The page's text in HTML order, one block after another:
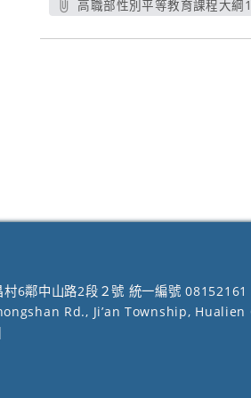
高職部性別平等教育課程大
6鄰中山路2段２號 統一編號 08152161
Rd., Ji’an Township,
|